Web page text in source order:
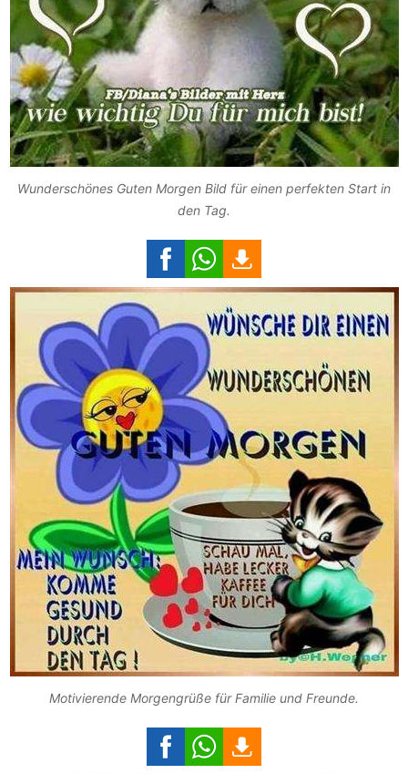
Wunderschönes Guten Morgen Bild für einen perfekten Start in
den Tag.
Motivierende Morgengrüße für Familie und Freunde.